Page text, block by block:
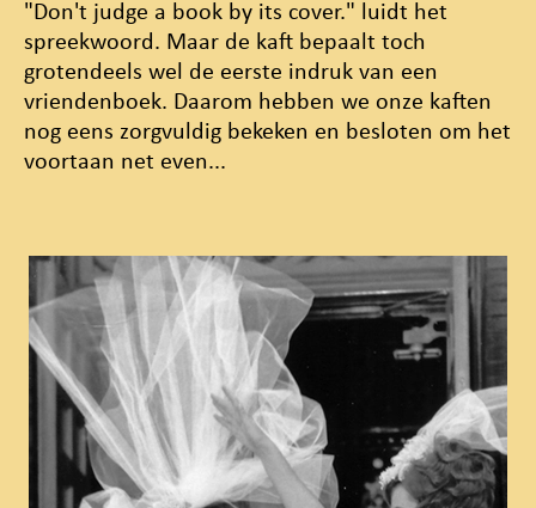
"Don't judge a book by its cover." luidt het
spreekwoord. Maar de kaft bepaalt toch
grotendeels wel de eerste indruk van een
vriendenboek. Daarom hebben we onze kaften
nog eens zorgvuldig bekeken en besloten om het
voortaan net even...